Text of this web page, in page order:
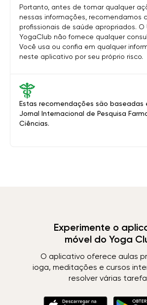
Estas recomendações são baseadas
Jornal Internacional de Pesquisa
Ciências.
Portanto, antes de tomar qualquer
nessas informações, recomendamos
profissionais de saúde apropriados. O
YogaClub não fornece qualquer
Você usa ou confia em qualquer
neste aplicativo por seu próprio risco.
Experimente o
móvel do Yoga
O aplicativo oferece aulas
ioga, meditações e cursos
resolver várias